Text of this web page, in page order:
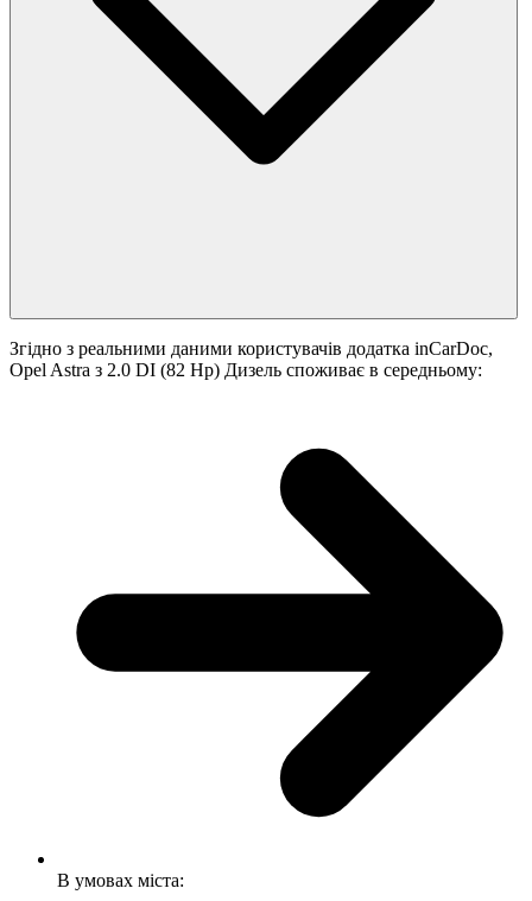
Згідно з реальними даними користувачів додатка inCarDoc,
Opel Astra з 2.0 DI (82 Hp) Дизель споживає в середньому:
В умовах міста: